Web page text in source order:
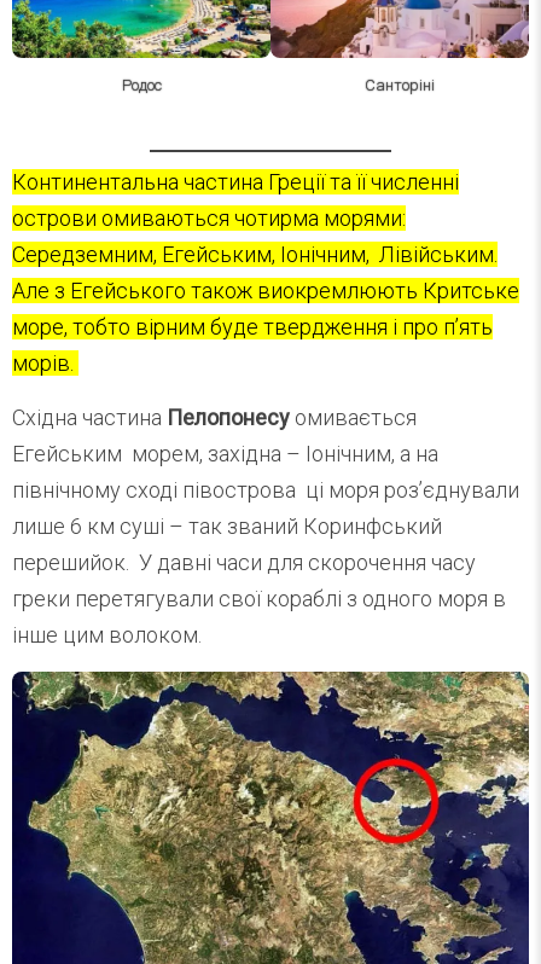
Родос Санторіні
Континентальна частина Греції та її численні
острови омиваються чотирма морями:
Середземним, Егейським, Іонічним, Лівійським.
Але з Егейського також виокремлюють Критське
море, тобто вірним буде твердження і про п’ять
морів.
Східна частина Пелопонесу омивається
Егейським морем, західна – Іонічним, а на
північному сході півострова ці моря роз’єднували
лише 6 км суші – так званий Коринфський
перешийок. У давні часи для скорочення часу
греки перетягували свої кораблі з одного моря в
інше цим волоком.